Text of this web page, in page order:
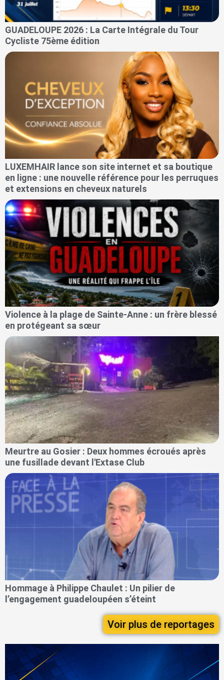
GUADELOUPE 2026 : La Carte Intégrale du Tour
Cycliste 75ème édition
LUXEMHAIR lance son site internet et sa boutique
en ligne : une nouvelle référence pour les perruques
et extensions en cheveux naturels
Violence à la plage de Sainte-Anne : un frère blessé
en protégeant sa sœur
Meurtre au Gosier : Deux hommes écroués après
une fusillade devant l'Extase Club
Hommage à Philippe Chaulet : Un pilier de
l’engagement guadeloupéen s’éteint
Voir plus de reportages